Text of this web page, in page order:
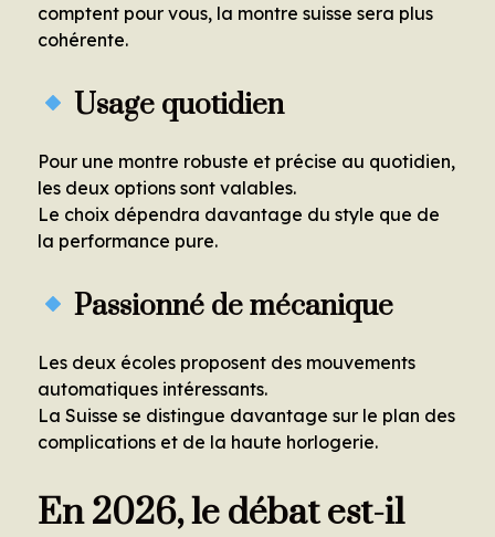
comptent pour vous, la montre suisse sera plus
cohérente.
Usage quotidien
Pour une montre robuste et précise au quotidien,
les deux options sont valables.
Le choix dépendra davantage du style que de
la performance pure.
Passionné de mécanique
Les deux écoles proposent des mouvements
automatiques intéressants.
La Suisse se distingue davantage sur le plan des
complications et de la haute horlogerie.
En 2026, le débat est-il